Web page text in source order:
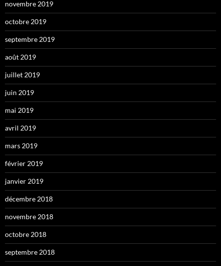
novembre 2019
octobre 2019
septembre 2019
août 2019
juillet 2019
juin 2019
mai 2019
avril 2019
mars 2019
février 2019
janvier 2019
décembre 2018
novembre 2018
octobre 2018
septembre 2018